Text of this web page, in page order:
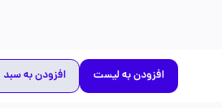
افزودن به لیست افزودن به سبد